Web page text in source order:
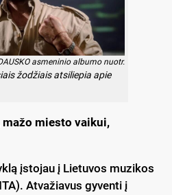
asmeninio albumo nuotr.
žodžiais atsiliepia apie
miesto vaikui,
įstojau į Lietuvos muzikos
Atvažiavus gyventi į